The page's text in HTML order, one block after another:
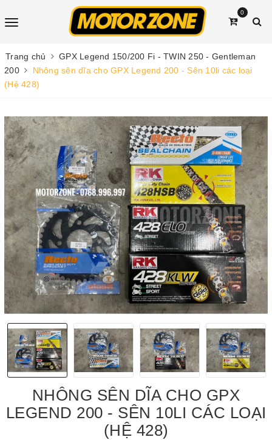
0
Trang chủ
GPX Legend 150/200 Fi - TWIN 250 - Gentleman
200
Nhông sên dĩa cho GPX Legend 200 - Sên 10li các loại
(Hệ 428)
NHÔNG SÊN DĨA CHO GPX
LEGEND 200 - SÊN 10LI CÁC LOẠI
(HỆ 428)